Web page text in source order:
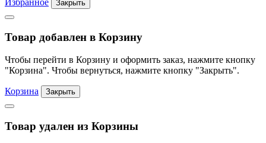
Закрыть
Товар добавлен в Корзину
Чтобы перейти в Корзину и оформить заказ, нажмите кнопку
"Корзина". Чтобы вернуться, нажмите кнопку "Закрыть".
Корзина Закрыть
Товар удален из Корзины